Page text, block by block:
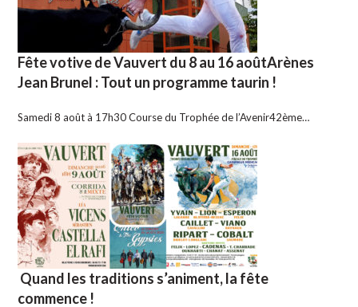
Fête votive de Vauvert du 8 au 16 aoûtArènes
Jean Brunel : Tout un programme taurin !
Samedi 8 août à 17h30 Course du Trophée de l’Avenir42ème…
Quand les traditions s’animent, la fête
commence !